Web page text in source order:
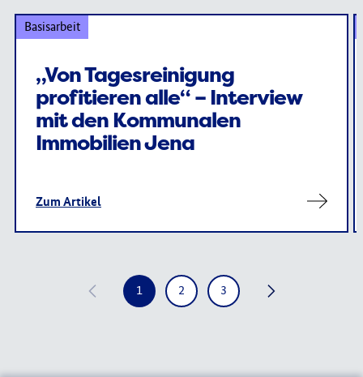
Basisarbeit
„Von Tagesreinigung
profitieren alle“ – Interview
mit den Kommunalen
Immobilien Jena
Zum Artikel
1 2 3